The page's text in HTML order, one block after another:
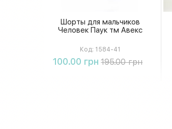
Шорты для мальчиков
Человек Паук тм Авекс
Код: 1584-41
100.00 грн 195.00 грн
Купить